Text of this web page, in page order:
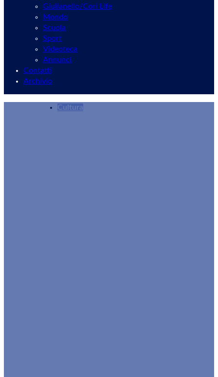
Giulianello/Cori Life
Mondo
Scuola
Sport
Videoteca
Annunci
Contatti
Archivio
Cultura